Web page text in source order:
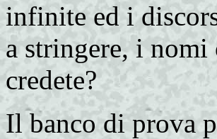
infinite ed i
a stringere, i
credete?
Il banco di prova